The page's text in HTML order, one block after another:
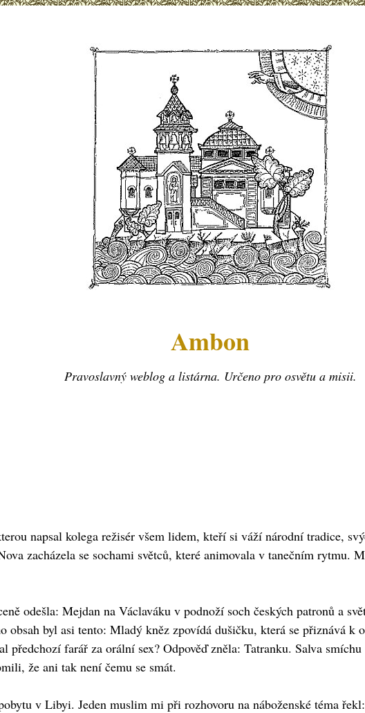
Ambon
Pravoslavný weblog a listárna. Určeno pro osvětu a misii.
napsal kolega režisér všem lidem, kteří si váží národní tradice,
zacházela se sochami světců, které animovala v tanečním rytmu.
odešla: Mejdan na Václaváku v podnoží soch českých patronů a
obsah byl asi tento: Mladý kněz zpovídá dušičku, která se přiznává
předchozí farář za orální sex? Odpověď zněla: Tatranku. Salva
že ani tak není čemu se smát.
v Libyi. Jeden muslim mi při rozhovoru na náboženské téma